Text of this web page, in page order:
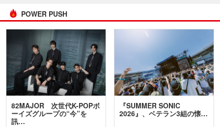
POWER PUSH
82MAJOR 次世代K-POPボ
ーイズグループの“今”を
訊…
『SUMMER SONIC
2026』、ベテラン3組の懐…